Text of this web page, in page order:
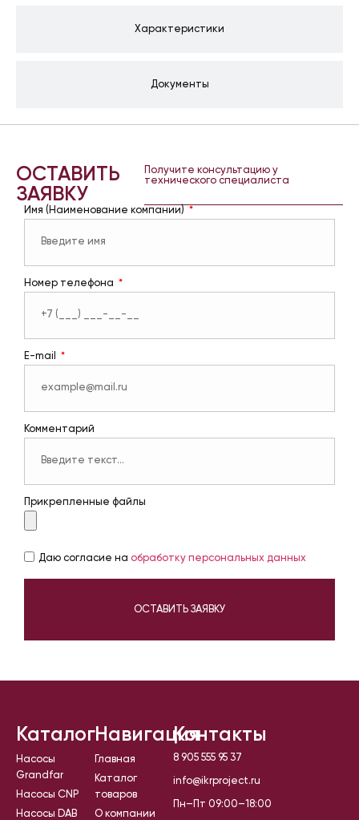
Характеристики
Документы
ОСТАВИТЬ
ЗАЯВКУ
Получите консультацию у
технического специалиста
Имя (Наименование компании)
Номер телефона
E-mail
Комментарий
Прикрепленные файлы
Даю согласие на обработку персональных данных
ОСТАВИТЬ ЗАЯВКУ
Каталог
Насосы
Grandfar
Насосы CNP
Насосы DAB
Навигация
Главная
Каталог
товаров
О компании
Контакты
8 905 555 95 37
info@ikrproject.ru
Пн–Пт 09:00–18:00